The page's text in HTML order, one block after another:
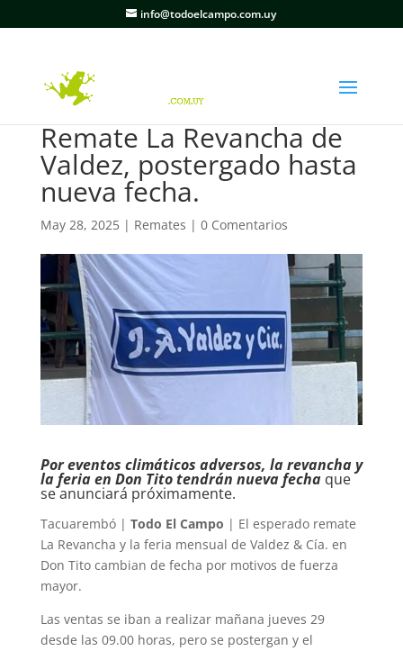
info@todoelcampo.com.uy
Remate La Revancha de
Valdez, postergado hasta
nueva fecha.
May 28, 2025| Remates | 0 Comentarios
Por eventos climáticos adversos, la revancha y
la feria en Don Tito tendrán nueva fechaque
se anunciará próximamente.
Tacuarembó | Todo El Campo | El esperado remate
La Revancha y la feria mensual de Valdez & Cía. en
Don Tito cambian de fecha por motivos de fuerza
mayor.
Las ventas se iban a realizar mañana jueves 29
desde las 09.00 horas, pero se postergan y el